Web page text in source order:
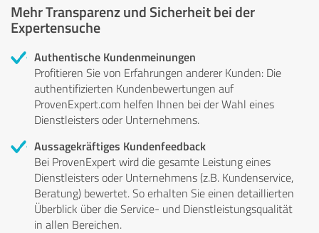
Mehr Transparenz und Sicherheit bei der
Expertensuche
Authentische Kundenmeinungen
Profitieren Sie von Erfahrungen anderer Kunden: Die
authentifizierten Kundenbewertungen auf
ProvenExpert.com helfen Ihnen bei der Wahl eines
Dienstleisters oder Unternehmens.
Aussagekräftiges Kundenfeedback
Bei ProvenExpert wird die gesamte Leistung eines
Dienstleisters oder Unternehmens (z.B. Kundenservice,
Beratung) bewertet. So erhalten Sie einen detaillierten
Überblick über die Service- und Dienstleistungsqualität
in allen Bereichen.